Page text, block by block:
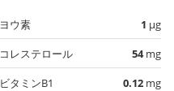
ヨウ素 1 µg
コレステロール
54mg
ビタミンB1
0.12 mg